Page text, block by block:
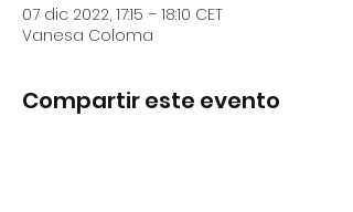
07 dic 2022, 17:15 – 18:10 CET
Vanesa Coloma
Compartir este evento